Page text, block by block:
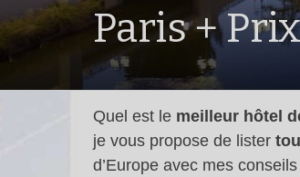
Paris +
Quel est le meilleur hôtel
je vous propose de lister
d’Europe avec mes